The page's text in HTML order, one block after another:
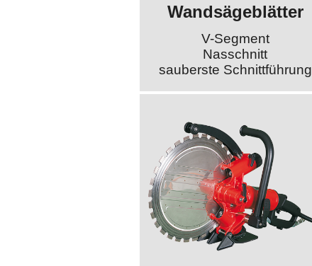
Wandsägeblätter
V-Segment
Nasschnitt
sauberste Schnittführung